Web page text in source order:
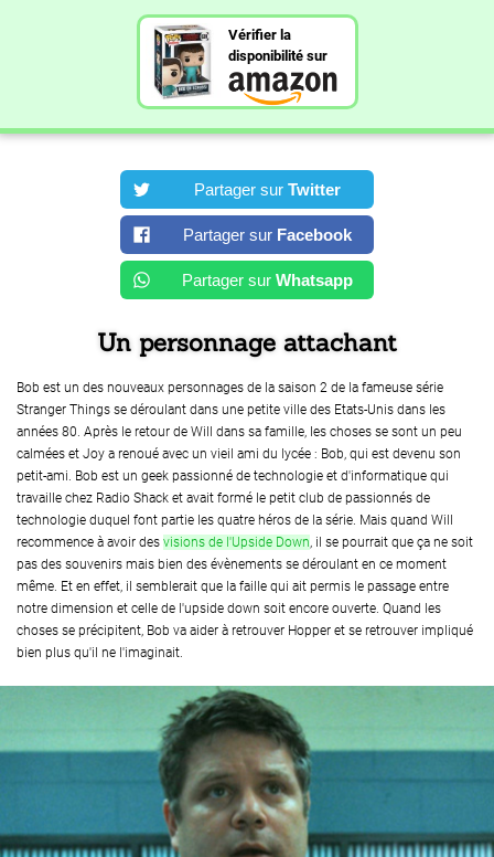
Vérifier la
disponibilité sur
Partager sur Twitter
Partager sur Facebook
Partager sur Whatsapp
Un personnage attachant
Bob est un des nouveaux personnages de la saison 2 de la fameuse série
Stranger Things se déroulant dans une petite ville des Etats-Unis dans les
années 80. Après le retour de Will dans sa famille, les choses se sont un peu
calmées et Joy a renoué avec un vieil ami du lycée : Bob, qui est devenu son
petit-ami. Bob est un geek passionné de technologie et d'informatique qui
travaille chez Radio Shack et avait formé le petit club de passionnés de
technologie duquel font partie les quatre héros de la série. Mais quand Will
recommence à avoir des visions de l'Upside Down, il se pourrait que ça ne soit
pas des souvenirs mais bien des évènements se déroulant en ce moment
même. Et en effet, il semblerait que la faille qui ait permis le passage entre
notre dimension et celle de l'upside down soit encore ouverte. Quand les
choses se précipitent, Bob va aider à retrouver Hopper et se retrouver impliqué
bien plus qu'il ne l'imaginait.